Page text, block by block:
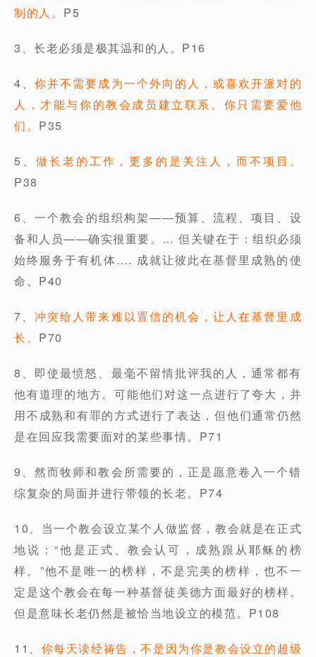
制的人。 P5
3、长老必须是极其温和的人。P16
4、你并不需要成为一个外向的人，或喜欢开派对的
人，才能与你的教会成员建立联系。你只需要爱他
们。 P35
5、 做长老的工作，更多的是关注人，而不项目。
P38
6、一个教会的组织构架——预算、流程、项目、设
备和人员——确实很重要。… 但关键在于：组织必须
始终服务于有机体…. 成就让彼此在基督里成熟的使
命。P40
7、冲突给人带来难以置信的机会，让人在基督里成
长。 P70
8、即使最愤怒、最毫不留情批评我的人，通常都有
他有道理的地方。可能他们对这一点进行了夸大，并
用不成熟和有罪的方式进行了表达，但他们通常仍然
是在回应我需要面对的某些事情。P71
9、然而牧师和教会所需要的，正是愿意卷入一个错
综复杂的局面并进行带领的长老。P74
10、当一个教会设立某个人做监督，教会就是在正式
地说：“他是正式、教会认可，成熟跟从耶稣的榜
样。”他不是唯一的榜样，不是完美的榜样，也不一
定是这个教会在每一种基督徒美德方面最好的榜样。
但是意味长老仍然是被恰当地设立的模范。P108
11、 你每天读经祷告，不是因为你是教会设立的超级